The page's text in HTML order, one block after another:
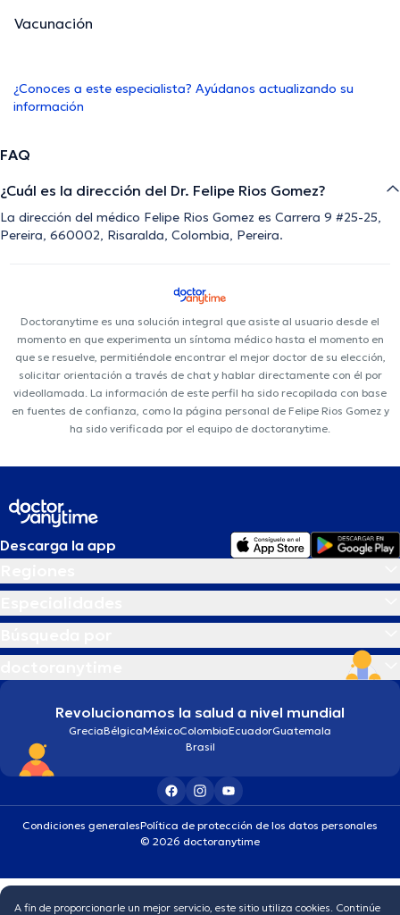
Vacunación
¿Conoces a este especialista? Ayúdanos actualizando su
información
FAQ
¿Cuál es la dirección del Dr. Felipe Rios Gomez?
La dirección del médico Felipe Rios Gomez es Carrera 9 #25-25,
Pereira, 660002, Risaralda, Colombia, Pereira.
Doctoranytime es una solución integral que asiste al usuario desde el
momento en que experimenta un síntoma médico hasta el momento en
que se resuelve, permitiéndole encontrar el mejor doctor de su elección,
solicitar orientación a través de chat y hablar directamente con él por
videollamada. La información de este perfil ha sido recopilada con base
en fuentes de confianza, como la página personal de Felipe Rios Gomez y
ha sido verificada por el equipo de doctoranytime.
Descarga la app
Revolucionamos la salud a nivel mundial
GreciaBélgicaMéxicoColombiaEcuadorGuatemala
Brasil
Condiciones generalesPolítica de protección de los datos personales
© 2026 doctoranytime
A fin de proporcionarle un mejor servicio, este sitio utiliza cookies. Continúe